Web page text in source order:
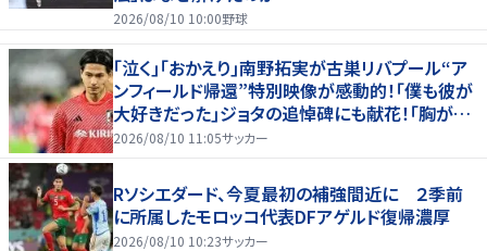
2026/08/10 10:00野球
｢泣く｣｢おかえり｣南野拓実が古巣リバプール“ア
ンフィールド帰還”特別映像が感動的！｢僕も彼が
大好きだった｣ジョタの追悼碑にも献花！｢胸が熱
くなります…｣
2026/08/10 11:05サッカー
Rソシエダード、今夏最初の補強間近に ２季前
に所属したモロッコ代表DFアゲルド復帰濃厚
2026/08/10 10:23サッカー